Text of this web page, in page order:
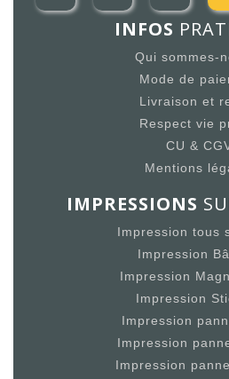
INFOS
Qui sommes-
Mode de
Livraison et
Respect vie
CU &
Mentions
IMPRESSIONS
Impression tous
Impression
Impression
Impression
Impression
Impression
Impression